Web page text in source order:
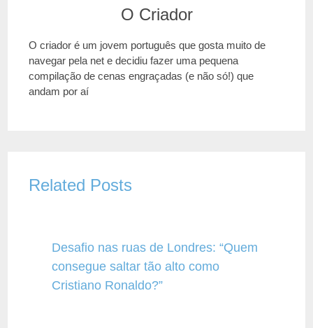
O Criador
O criador é um jovem português que gosta muito de
navegar pela net e decidiu fazer uma pequena
compilação de cenas engraçadas (e não só!) que
andam por aí
Related Posts
Desafio nas ruas de Londres: “Quem
consegue saltar tão alto como
Cristiano Ronaldo?”